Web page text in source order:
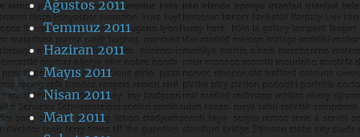
Ağustos 2011
Temmuz 2011
Haziran 2011
Mayıs 2011
Nisan 2011
Mart 2011